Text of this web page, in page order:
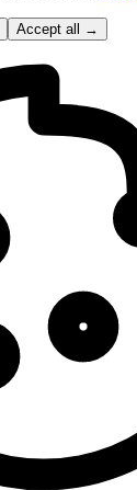
Accept all →